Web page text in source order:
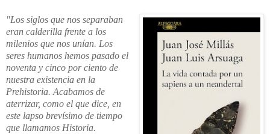
"Los siglos que nos separaban
eran calderilla frente a los
milenios que nos unían. Los
seres humanos hemos pasado el
noventa y cinco por ciento de
nuestra existencia en la
Prehistoria. Acabamos de
aterrizar, como el que dice, en
este lapso brevísimo de tiempo
que llamamos Historia.